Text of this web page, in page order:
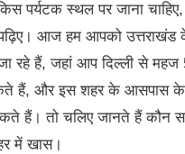
पर्यटक स्थल पर जाना
आज हम आपको
रहे हैं, जहां आप दिल्ली से
हैं, और इस शहर के आसपास के
हैं। तो चलिए जानते हैं कौन
में खास।